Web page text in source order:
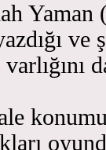
Yaman
ve
varlığını